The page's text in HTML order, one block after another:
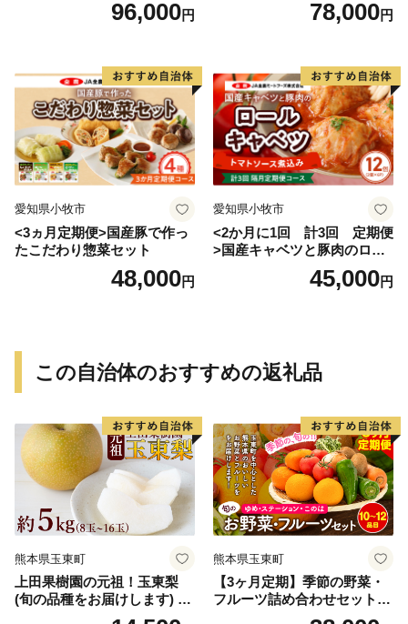
96,000円 78,000円
愛知県小牧市
<3ヵ月定期便>国産豚で作っ
たこだわり惣菜セット
48,000円
愛知県小牧市
<2か月に1回 計3回 定期便
>国産キャベツと豚肉のロー
ルキャベツ（6P入り）
45,000円
この自治体のおすすめの返礼品
熊本県玉東町
上田果樹園の元祖！玉東梨
(旬の品種をお届けします) 約
5kg(8玉-16玉) 熊本県玉名郡
熊本県玉東町
【3ヶ月定期】季節の野菜・
フルーツ詰め合わせセット 1
0〜12品目 《お申込み月の翌